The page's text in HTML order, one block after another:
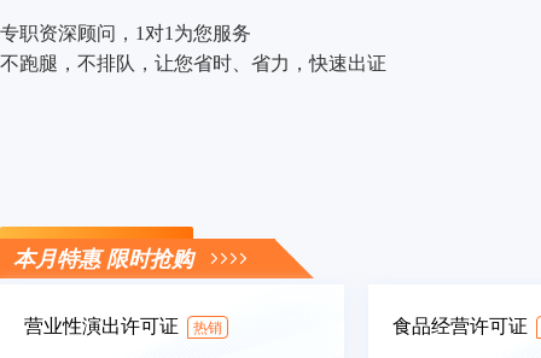
专职资深顾问，1对1为您服务
不跑腿，不排队，让您省时、省力，快速出证
立即咨询
本月特惠 限时抢购
营业性演出许可证 热销 食品经营许可证